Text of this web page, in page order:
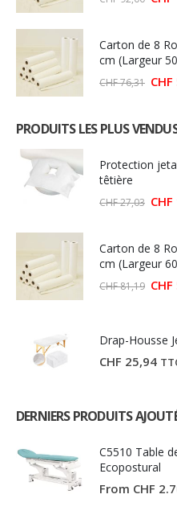
CHF
Carton de 8
cm (Largeur
CHF76,31 Le
CHF
CHF
PRODUITS LES PLUS
Protection
têtière
CHF27,03 Le
CHF
CHF
Carton de 8
cm (Largeur
CHF81,19 Le
CHF
Drap-Housse
CHF 25,94
DERNIERS PRODUITS
C5510 Table
Ecopostural
From CHF